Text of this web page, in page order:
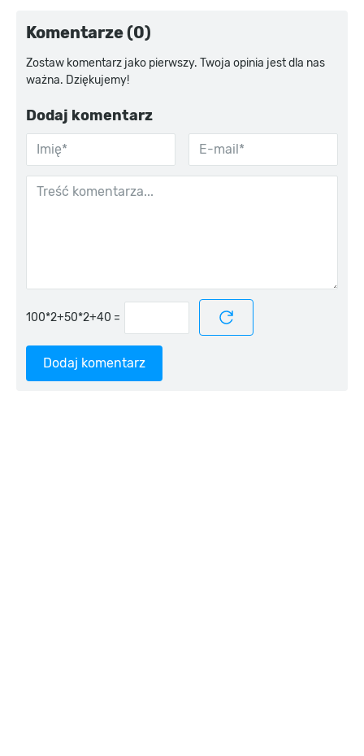
Komentarze (0)
Zostaw komentarz jako pierwszy. Twoja opinia jest dla nas
ważna. Dziękujemy!
Dodaj komentarz
=
Dodaj komentarz